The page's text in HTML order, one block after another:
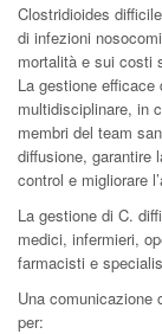
Clostridioides
di infezioni
mortalità e sui costi
La gestione
multidisciplinare, in
membri del team
diffusione, garantire
control e migliorare
La gestione di C.
medici, infermieri,
farmacisti e
Una comunicazione
per: